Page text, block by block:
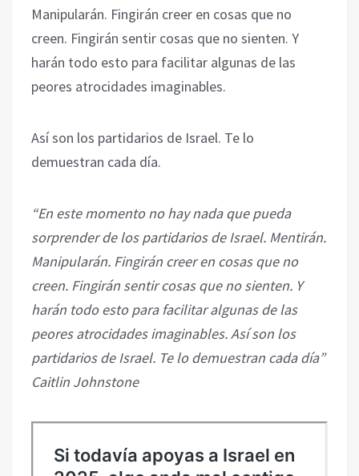
Manipularán. Fingirán creer en cosas que no
creen. Fingirán sentir cosas que no sienten. Y
harán todo esto para facilitar algunas de las
peores atrocidades imaginables.
Así son los partidarios de Israel. Te lo
demuestran cada día.
“En este momento no hay nada que pueda
sorprender de los partidarios de Israel. Mentirán.
Manipularán. Fingirán creer en cosas que no
creen. Fingirán sentir cosas que no sienten. Y
harán todo esto para facilitar algunas de las
peores atrocidades imaginables. Así son los
partidarios de Israel. Te lo demuestran cada día”
Caitlin Johnstone